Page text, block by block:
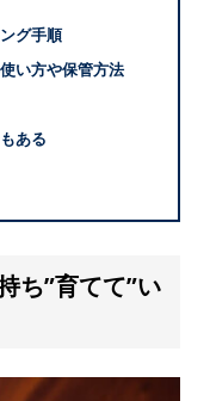
グ手順
い方や保管方法
ある
ち”育てて”い